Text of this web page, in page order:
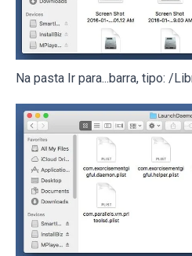
Na pasta Ir para...barra, tipo: /